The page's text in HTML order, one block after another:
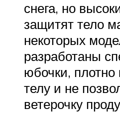
снега, но
защитят тело
некоторых
разработаны
юбочки,
телу и не
ветерочку